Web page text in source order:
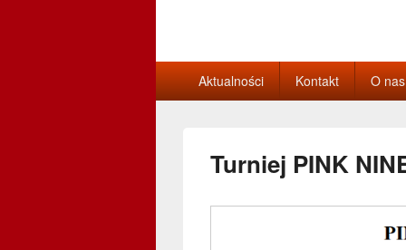
Główne
menu Aktualności Kontakt O nas
Turniej PINK